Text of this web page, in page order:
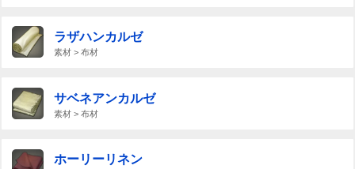
ラザハンカルゼ
素材 > 布材
サベネアンカルゼ
素材 > 布材
ホーリーリネン